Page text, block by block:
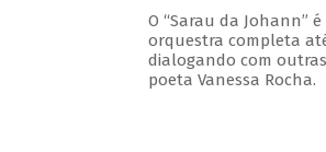
O “Sarau da Johann”
orquestra completa
dialogando com
poeta Vanessa Rocha.